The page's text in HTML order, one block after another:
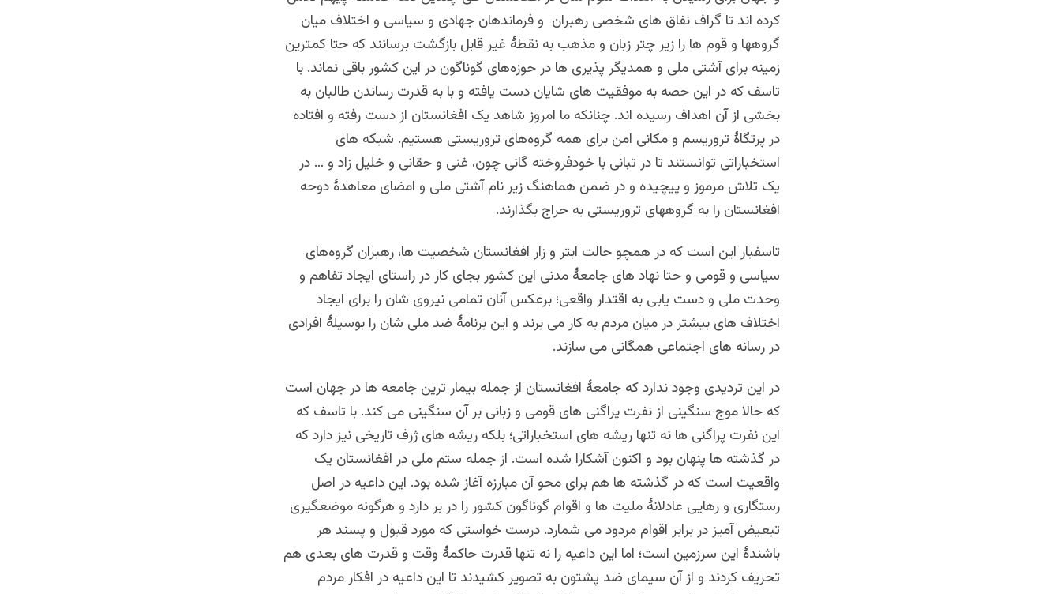
کرده اند تا گراف نفاق های شخصی رهبران و فرماندهان جهادی و سیاسی و اختلاف میان
گروهها و قوم ها را زیر چتر زبان و مذهب به نقطۀ غیر قابل بازگشت برسانند که حتا کمترین
زمینه برای آشتی ملی و همدیگر پذیری ها در حوزه‌های گوناگون در این کشور باقی نماند. با
تاسف که در این حصه به موفقیت های شایان دست یافته و با به قدرت رساندن طالبان به
بخشی از آن اهداف رسیده اند. چنانکه ما امروز شاهد یک افغانستان از دست رفته و افتاده
در پرتگاۀ تروریسم و مکانی امن برای همه گروه‌های تروریستی هستیم. شبکه های
استخباراتی توانستند تا در تبانی با خودفروخته گانی چون، غنی و حقانی و خلیل زاد و … در
یک تلاش مرموز و پیچیده و در ضمن هماهنگ زیر نام آشتی ملی و امضای معاهدۀ دوحه
افغانستان را به گروههای تروریستی به حراج بگذارند.
تاسفبار این است که در همچو حالت ابتر و زار افغانستان شخصیت ها، رهبران گروه‌های
سیاسی و قومی و حتا نهاد های جامعۀ مدنی این کشور بجای کار در راستای ایجاد تفاهم و
وحدت ملی و دست یابی به اقتدار واقعی؛ برعکس آنان تمامی نیروی شان را برای ایجاد
اختلاف های بیشتر در میان مردم به کار می برند و این برنامۀ ضد ملی شان را بوسیلۀ افرادی
در رسانه های اجتماعی همگانی می سازند.
در این تردیدی وجود ندارد که جامعۀ افغانستان از جمله بیمار ترین جامعه ها در جهان است
که حالا موج سنگینی از نفرت پراگنی های قومی و زبانی بر آن سنگینی می کند. با تاسف که
این نفرت پراگنی ها نه تنها ریشه های استخباراتی؛ بلکه ریشه های ژرف تاریخی نیز دارد که
در گذشته ها پنهان بود و اکنون آشکارا شده است. از جمله ستم ملی در افغانستان یک
واقعیت است که در گذشته ها هم برای محو آن مبارزه آغاز شده بود. این داعیه در اصل
رستگاری و رهایی عادلانۀ ملیت ها و اقوام گوناگون کشور را در بر دارد و هرگونه موضعگیری
تبعیض آمیز در برابر اقوام مردود می شمارد. درست خواستی که مورد قبول و پسند هر
باشندۀ این سرزمین است؛ اما این داعیه را نه تنها قدرت حاکمۀ وقت و قدرت های بعدی هم
تحریف کردند و از آن سیمای ضد پشتون به تصویر کشیدند تا این داعیه در افکار مردم